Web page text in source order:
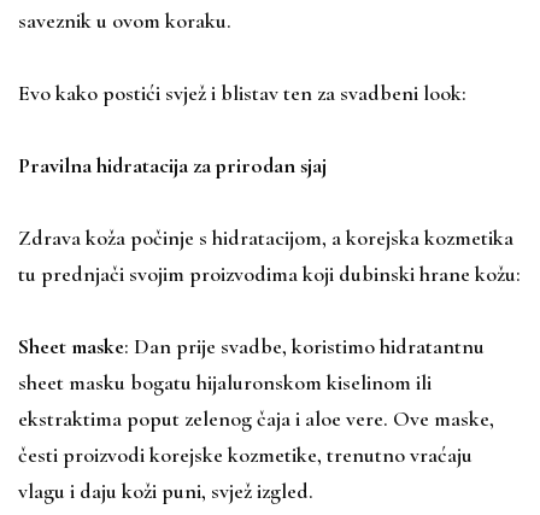
saveznik u ovom koraku.
Evo kako postići svjež i blistav ten za svadbeni look:
Pravilna hidratacija za prirodan sjaj
Zdrava koža počinje s hidratacijom, a korejska kozmetika
tu prednjači svojim proizvodima koji dubinski hrane kožu:
Sheet maske: Dan prije svadbe, koristimo hidratantnu
sheet masku bogatu hijaluronskom kiselinom ili
ekstraktima poput zelenog čaja i aloe vere. Ove maske,
česti proizvodi korejske kozmetike, trenutno vraćaju
vlagu i daju koži puni, svjež izgled.